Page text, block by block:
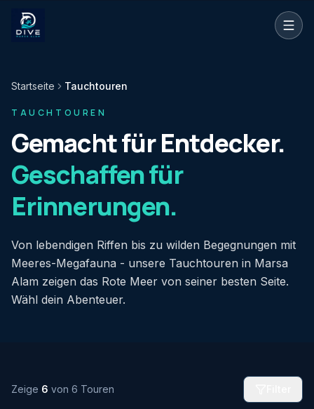
Startseite Tauchtouren
TAUCHTOUREN
Gemacht für Entdecker.
Geschaffen für
Erinnerungen.
Von lebendigen Riffen bis zu wilden Begegnungen mit
Meeres-Megafauna - unsere Tauchtouren in Marsa
Alam zeigen das Rote Meer von seiner besten Seite.
Wähl dein Abenteuer.
Zeige 6 von 6 Touren
2 Tauchgänge